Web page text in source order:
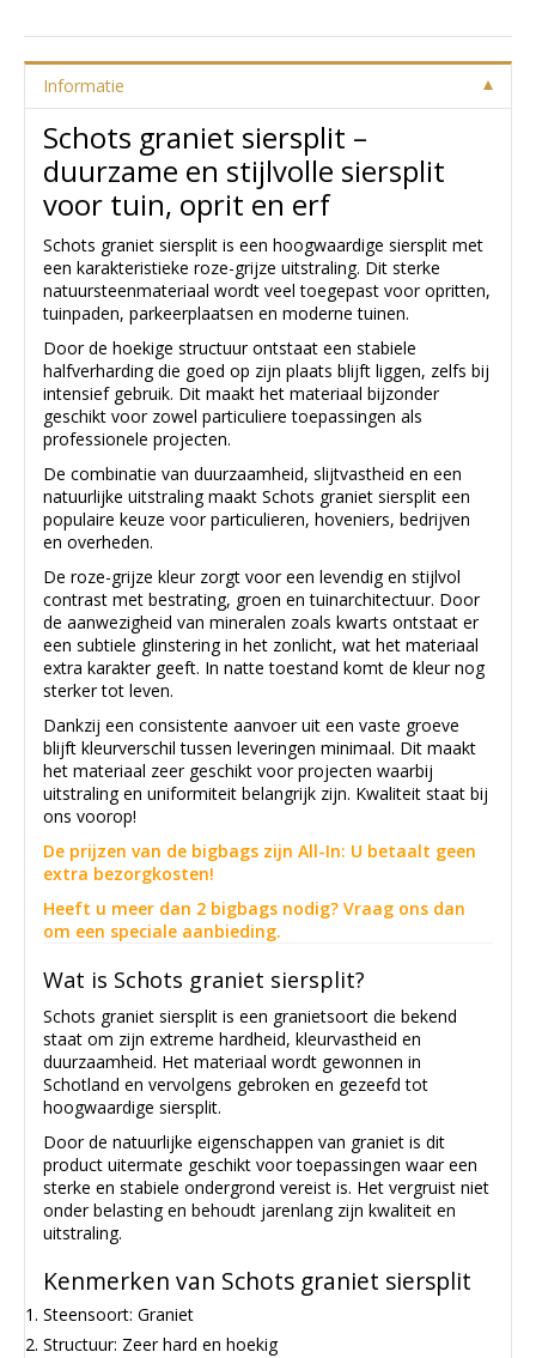
Informatie
Schots graniet siersplit –
duurzame en stijlvolle siersplit
voor tuin, oprit en erf
Schots graniet siersplit is een hoogwaardige siersplit met
een karakteristieke roze-grijze uitstraling. Dit sterke
natuursteenmateriaal wordt veel toegepast voor opritten,
tuinpaden, parkeerplaatsen en moderne tuinen.
Door de hoekige structuur ontstaat een stabiele
halfverharding die goed op zijn plaats blijft liggen, zelfs bij
intensief gebruik. Dit maakt het materiaal bijzonder
geschikt voor zowel particuliere toepassingen als
professionele projecten.
De combinatie van duurzaamheid, slijtvastheid en een
natuurlijke uitstraling maakt Schots graniet siersplit een
populaire keuze voor particulieren, hoveniers, bedrijven
en overheden.
De roze-grijze kleur zorgt voor een levendig en stijlvol
contrast met bestrating, groen en tuinarchitectuur. Door
de aanwezigheid van mineralen zoals kwarts ontstaat er
een subtiele glinstering in het zonlicht, wat het materiaal
extra karakter geeft. In natte toestand komt de kleur nog
sterker tot leven.
Dankzij een consistente aanvoer uit een vaste groeve
blijft kleurverschil tussen leveringen minimaal. Dit maakt
het materiaal zeer geschikt voor projecten waarbij
uitstraling en uniformiteit belangrijk zijn. Kwaliteit staat bij
ons voorop!
De prijzen van de bigbags zijn All-In: U betaalt geen
extra bezorgkosten!
Heeft u meer dan 2 bigbags nodig? Vraag ons dan
om een speciale aanbieding.
Wat is Schots graniet siersplit?
Schots graniet siersplit is een granietsoort die bekend
staat om zijn extreme hardheid, kleurvastheid en
duurzaamheid. Het materiaal wordt gewonnen in
Schotland en vervolgens gebroken en gezeefd tot
hoogwaardige siersplit.
Door de natuurlijke eigenschappen van graniet is dit
product uitermate geschikt voor toepassingen waar een
sterke en stabiele ondergrond vereist is. Het vergruist niet
onder belasting en behoudt jarenlang zijn kwaliteit en
uitstraling.
Kenmerken van Schots graniet siersplit
Steensoort: Graniet
Structuur: Zeer hard en hoekig